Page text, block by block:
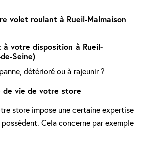
volet roulant à Rueil-Malmaison
votre disposition à Rueil-
Seine)
détérioré ou à rajeunir ?
de vie de votre store
store impose une certaine expertise
Cela concerne par exemple